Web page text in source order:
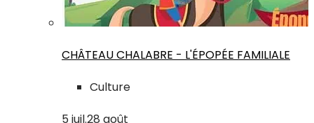
CHÂTEAU CHALABRE - L'ÉPOPÉE FAMILIALE
Culture
5 juil.28 août